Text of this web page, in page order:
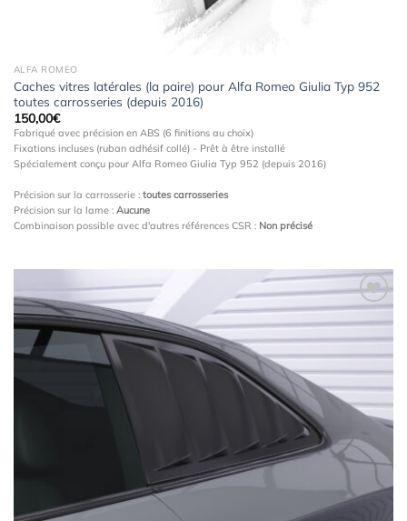
ALFA ROMEO
Caches vitres latérales (la paire) pour Alfa Romeo Giulia Typ 952
toutes carrosseries (depuis 2016)
150,00€
Fabriqué avec précision en ABS (6 finitions au choix)
Fixations incluses (ruban adhésif collé) - Prêt à être installé
Spécialement conçu pour Alfa Romeo Giulia Typ 952 (depuis 2016)
Précision sur la carrosserie : toutes carrosseries
Précision sur la lame : Aucune
Combinaison possible avec d'autres références CSR : Non précisé
Ajouter
à la
wishlist